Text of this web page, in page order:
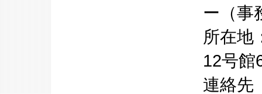
ー（事
所在地
12号館
連絡先